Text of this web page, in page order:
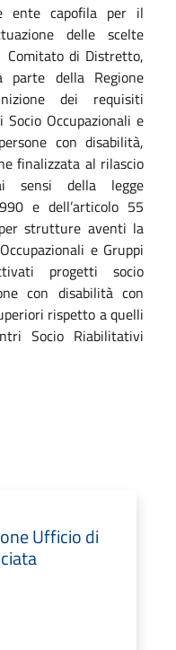
ente capofila per il
delle scelte
Comitato di Distretto,
parte della Regione
dei requisiti
Occupazionali e
con disabilità,
finalizzata al rilascio
sensi della legge
e dell’articolo 55
strutture aventi la
e Gruppi
progetti socio
con disabilità con
rispetto a quelli
Socio Riabilitativi
Ufficio di